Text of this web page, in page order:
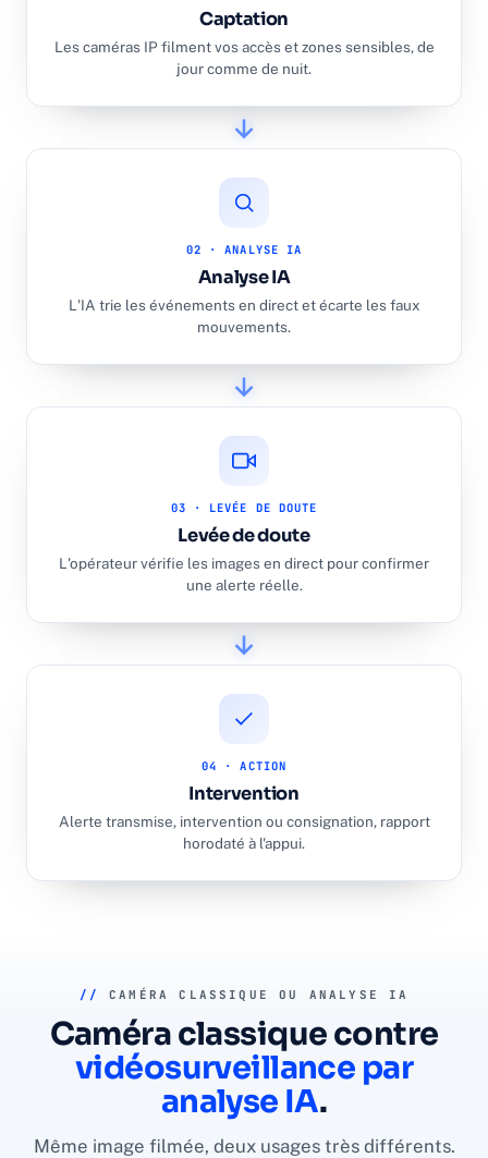
Captation
Les caméras IP filment vos accès et zones sensibles, de
jour comme de nuit.
02 · ANALYSE IA
Analyse IA
L'IA trie les événements en direct et écarte les faux
mouvements.
03 · LEVÉE DE DOUTE
Levée de doute
L'opérateur vérifie les images en direct pour confirmer
une alerte réelle.
04 · ACTION
Intervention
Alerte transmise, intervention ou consignation, rapport
horodaté à l'appui.
// CAMÉRA CLASSIQUE OU ANALYSE IA
Caméra classique contre
vidéosurveillance par
analyse IA.
Même image filmée, deux usages très différents.